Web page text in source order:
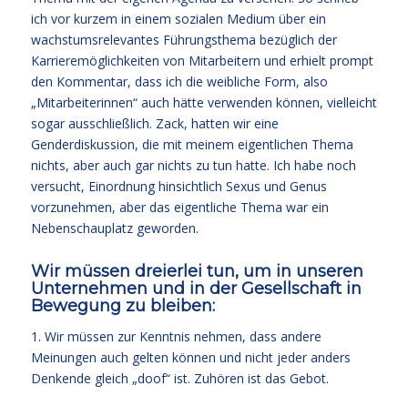
ich vor kurzem in einem sozialen Medium über ein
wachstumsrelevantes Führungsthema bezüglich der
Karrieremöglichkeiten von Mitarbeitern und erhielt prompt
den Kommentar, dass ich die weibliche Form, also
„Mitarbeiterinnen“ auch hätte verwenden können, vielleicht
sogar ausschließlich. Zack, hatten wir eine
Genderdiskussion, die mit meinem eigentlichen Thema
nichts, aber auch gar nichts zu tun hatte. Ich habe noch
versucht, Einordnung hinsichtlich Sexus und Genus
vorzunehmen, aber das eigentliche Thema war ein
Nebenschauplatz geworden.
Wir müssen dreierlei tun, um in unseren
Unternehmen und in der Gesellschaft in
Bewegung zu bleiben:
1. Wir müssen zur Kenntnis nehmen, dass andere
Meinungen auch gelten können und nicht jeder anders
Denkende gleich „doof“ ist. Zuhören ist das Gebot.